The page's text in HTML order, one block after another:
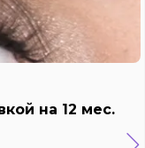
на 12 мес.